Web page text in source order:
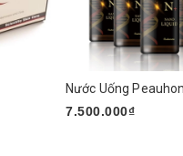
7.500.000₫